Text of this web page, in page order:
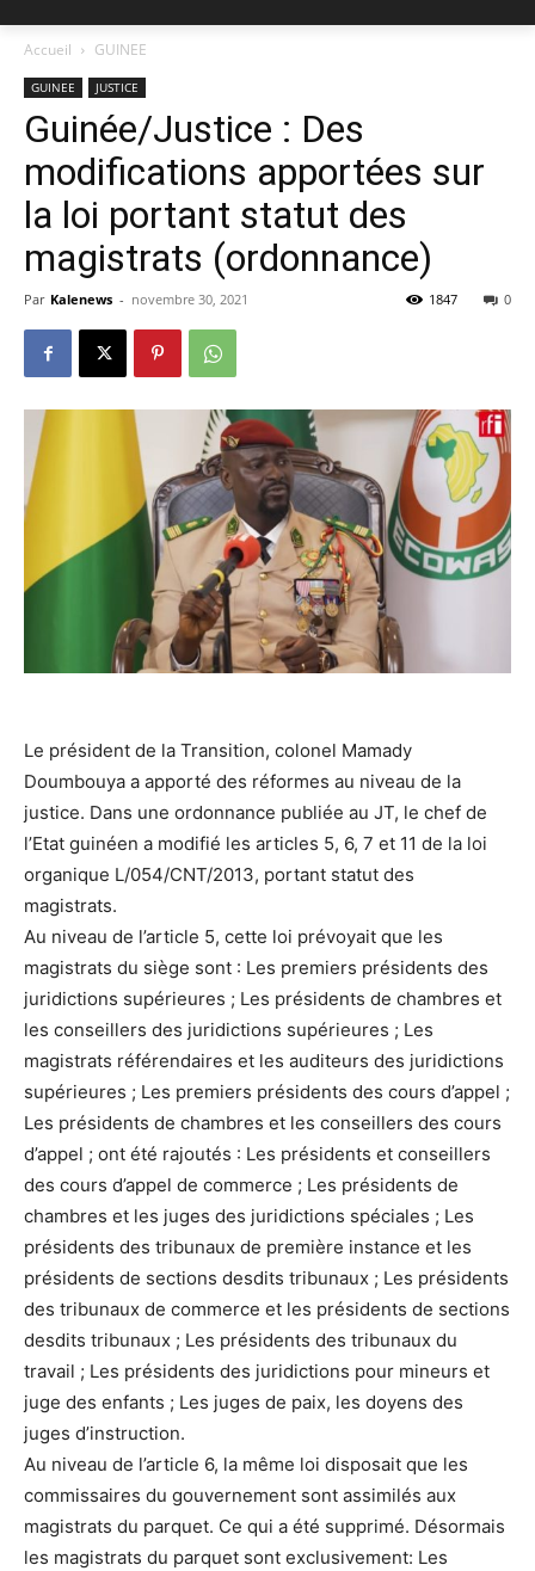
Accueil GUINEE
GUINEE JUSTICE
Guinée/Justice : Des
modifications apportées sur
la loi portant statut des
magistrats (ordonnance)
Par Kalenews - novembre 30, 2021 0
1847
Le président de la Transition, colonel Mamady
Doumbouya a apporté des réformes au niveau de la
justice. Dans une ordonnance publiée au JT, le chef de
l’Etat guinéen a modifié les articles 5, 6, 7 et 11 de la loi
organique L/054/CNT/2013, portant statut des
magistrats.
Au niveau de l’article 5, cette loi prévoyait que les
magistrats du siège sont : Les premiers présidents des
juridictions supérieures ; Les présidents de chambres et
les conseillers des juridictions supérieures ; Les
magistrats référendaires et les auditeurs des juridictions
supérieures ; Les premiers présidents des cours d’appel ;
Les présidents de chambres et les conseillers des cours
d’appel ; ont été rajoutés : Les présidents et conseillers
des cours d’appel de commerce ; Les présidents de
chambres et les juges des juridictions spéciales ; Les
présidents des tribunaux de première instance et les
présidents de sections desdits tribunaux ; Les présidents
des tribunaux de commerce et les présidents de sections
desdits tribunaux ; Les présidents des tribunaux du
travail ; Les présidents des juridictions pour mineurs et
juge des enfants ; Les juges de paix, les doyens des
juges d’instruction.
Au niveau de l’article 6, la même loi disposait que les
commissaires du gouvernement sont assimilés aux
magistrats du parquet. Ce qui a été supprimé. Désormais
les magistrats du parquet sont exclusivement: Les